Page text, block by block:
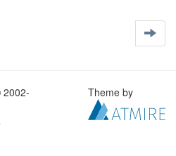
2002-
Theme by